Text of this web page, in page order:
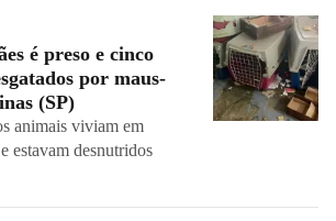
é preso e cinco
por maus-
(SP)
animais viviam em
estavam desnutridos